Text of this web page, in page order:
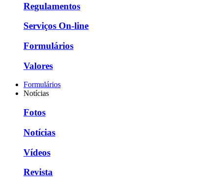
Regulamentos
Serviços On-line
Formulários
Valores
Formulários
Notícias
Fotos
Notícias
Vídeos
Revista